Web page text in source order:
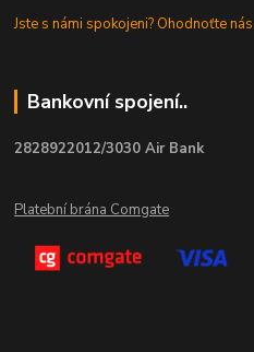
Jste s námi spokojeni? Ohodnoťte
Bankovní spojení..
2828922012/3030 Air Bank
Platební brána Comgate